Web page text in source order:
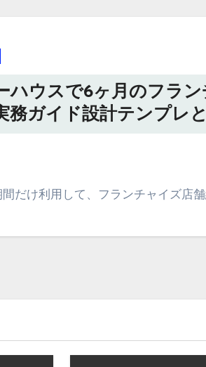
ハウスで6ヶ月のフラ
務ガイド設計テンプレ
間だけ利用して、フランチャイズ店